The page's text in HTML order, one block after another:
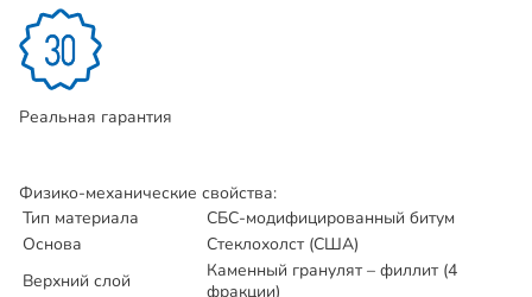
Реальная гарантия
Физико-механические свойства:
Тип материала
СБС-модифицированный битум
Основа
Стеклохолст (США)
Верхний слой
Каменный гранулят – филлит (4
фракции)